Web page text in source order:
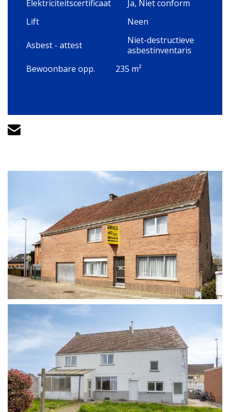
Elektriciteitscertificaat
Ja, Niet conform
Lift
Neen
Asbest - attest
Niet-destructieve
asbestinventaris
Bewoonbare opp.
235 m²